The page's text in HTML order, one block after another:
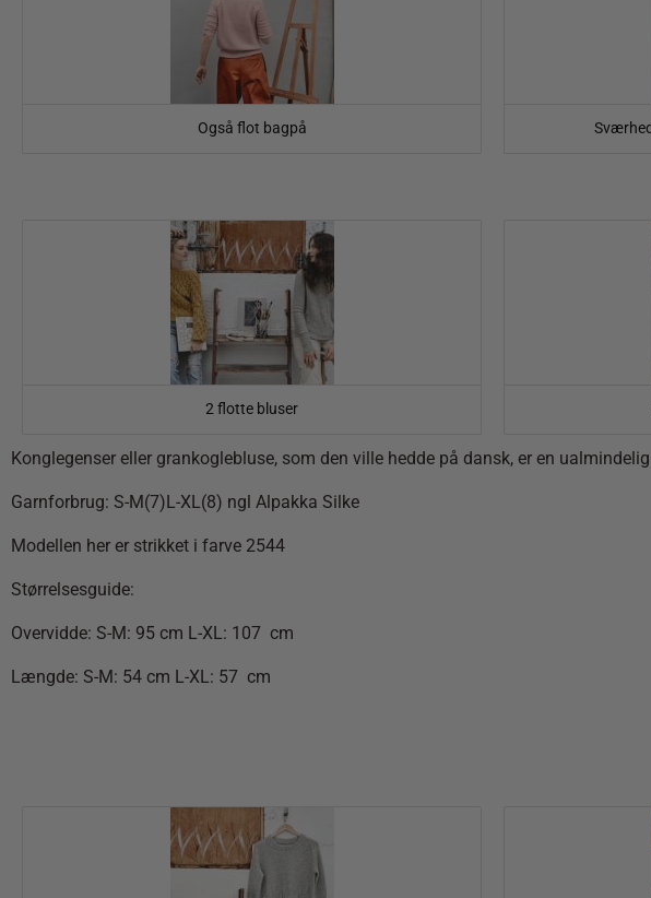
Også flot bagpå
2 flotte bluser
Konglegenser eller grankoglebluse, som den ville hedde på dansk, er en
Garnforbrug: S-M(7)L-XL(8) ngl Alpakka Silke
Modellen her er strikket i farve 2544
Størrelsesguide:
Overvidde: S-M: 95 cm L-XL: 107 cm
Længde: S-M: 54 cm L-XL: 57 cm